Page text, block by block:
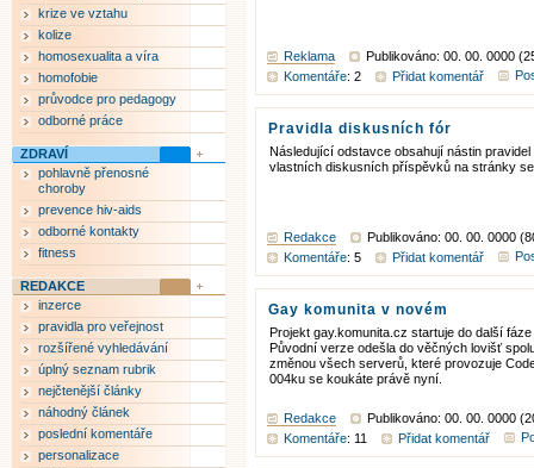
Reklama
Publikováno: 00. 00. 0000
Komentáře: 2 Přidat komentář
Pravidla diskusních fór
Následující odstavce obsahují nástin
vlastních diskusních příspěvků na stránky
Redakce
Publikováno: 00. 00. 0000
Komentáře: 5 Přidat komentář
Gay komunita v novém
Projekt gay.komunita.cz startuje do další
Původní verze odešla do věčných lovišť
změnou všech serverů, které provozuje
004ku se koukáte právě nyní.
Redakce
Publikováno: 00. 00. 0000
Komentáře: 11 Přidat komentář
krize ve vztahu
kolize
homosexualita a víra
homofobie
průvodce pro pedagogy
odborné práce
ZDRAVÍ
pohlavně přenosné
choroby
prevence hiv-aids
odborné kontakty
fitness
REDAKCE
inzerce
pravidla pro veřejnost
rozšířené vyhledávání
úplný seznam rubrik
nejčtenější články
náhodný článek
poslední komentáře
personalizace